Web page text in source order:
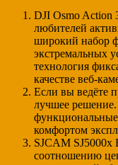
DJI Osmo Action
любителей
широкий набор
экстремальных
технология
качестве веб-
Если вы ведёте
лучшее решение.
комфортом
SJCAM SJ5000x
соотношению